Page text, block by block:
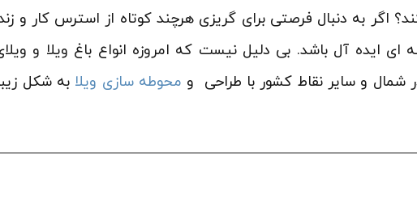
اگر به دنبال فرصتی برای گریزی هرچند کوتاه از استرس کار
ای ایده آل باشد. بی دلیل نیست که امروزه انواع باغ ویلا و
شمال و سایر نقاط کشور با طراحی و محوطه سازی ویلا به شکل